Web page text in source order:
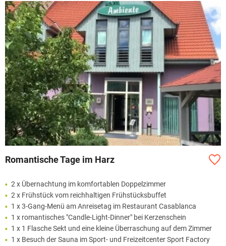
Romantische Tage im Harz
2 x Übernachtung im komfortablen Doppelzimmer
2 x Frühstück vom reichhaltigen Frühstücksbuffet
1 x 3-Gang-Menü am Anreisetag im Restaurant Casablanca
1 x romantisches "Candle-Light-Dinner" bei Kerzenschein
1 x 1 Flasche Sekt und eine kleine Überraschung auf dem Zimmer
1 x Besuch der Sauna im Sport- und Freizeitcenter Sport Factory